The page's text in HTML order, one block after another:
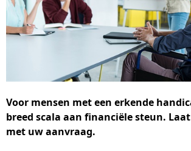
Voor mensen met een erkende
breed scala aan financiële steun.
met uw aanvraag.